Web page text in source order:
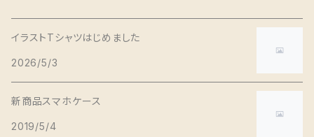
イラストTシャツはじめました
2026/5/3
新商品スマホケース
2019/5/4